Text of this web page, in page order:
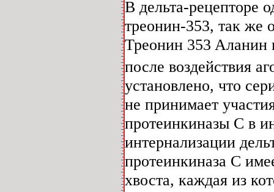
В дельта-рецепторе
треонин-353, так
Треонин 353 Аланин
после воздействия
установлено, что
не принимает
протеинкиназы С в
интернализации
протеинкиназа С
хвоста, каждая из